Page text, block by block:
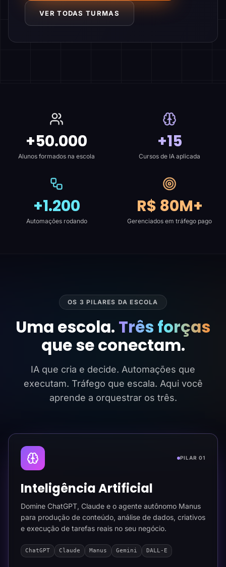
VER TODAS TURMAS
+50.000
Alunos formados na escola
+15
Cursos de IA aplicada
+1.200
Automações rodando
R$ 80M+
Gerenciados em tráfego pago
OS 3 PILARES DA ESCOLA
Uma escola. Três forças
que se conectam.
IA que cria e decide. Automações que
executam. Tráfego que escala. Aqui você
aprende a orquestrar os três.
PILAR 01
Inteligência Artificial
Domine ChatGPT, Claude e o agente autônomo Manus
para produção de conteúdo, análise de dados, criativos
e execução de tarefas reais no seu negócio.
ChatGPT Claude Manus Gemini DALL-E